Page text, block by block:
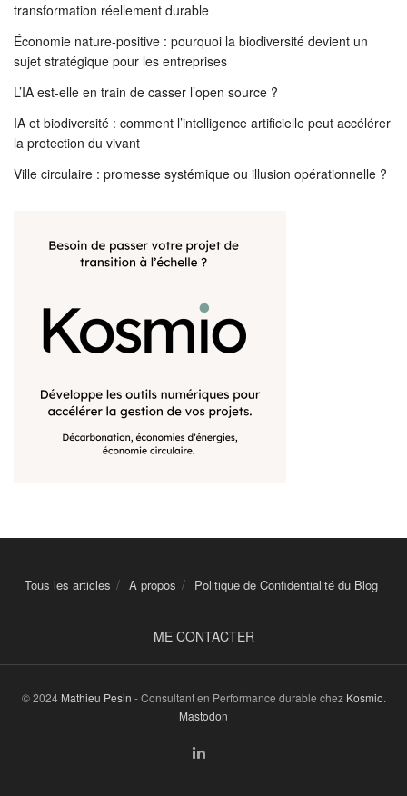
transformation réellement durable
Économie nature-positive : pourquoi la biodiversité devient un
sujet stratégique pour les entreprises
L’IA est-elle en train de casser l’open source ?
IA et biodiversité : comment l’intelligence artificielle peut accélérer
la protection du vivant
Ville circulaire : promesse systémique ou illusion opérationnelle ?
Tous les articles A propos Politique de Confidentialité du Blog
ME CONTACTER
© 2024 Mathieu Pesin - Consultant en Performance durable chez Kosmio.
Mastodon